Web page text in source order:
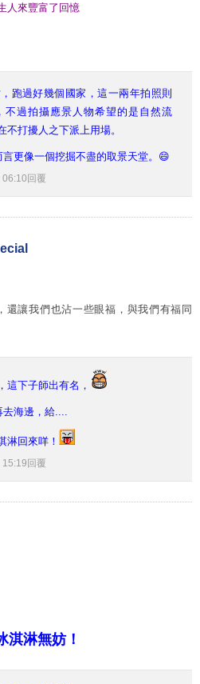
人來豐富了回憶
跑過好幾個國家，這一兩年拍照則
不過拍攝應景人物希望的是自然流
不打擾人之下派上用場。
更像一個挖掘不盡的取景天堂。😄
06:10 回覆
還讓我們也沾一些眼福，與我們有福同
這下子師出有名，
海邊，給....
淋回來咩！
15:19 回覆
淇淋無妨！